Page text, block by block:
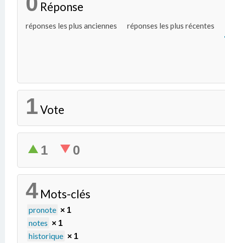
Réponse
réponses les plus anciennes réponses les plus récentes
1Vote
1 0
4Mots-clés
pronote × 1
notes × 1
historique × 1